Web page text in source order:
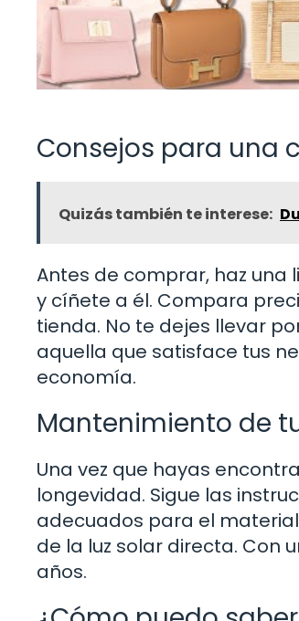
Consejos para una
Quizás también te interese:
Antes de comprar, haz una
y cíñete a él. Compara
tienda. No te dejes llevar
aquella que satisface tus
economía.
Mantenimiento de
Una vez que hayas
longevidad. Sigue las
adecuados para el
de la luz solar directa. Con
años.